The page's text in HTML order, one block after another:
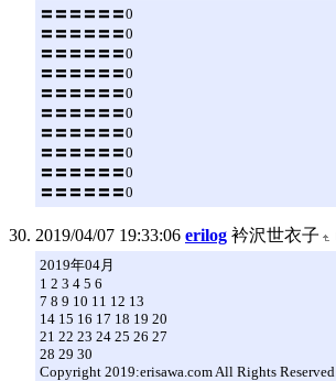
〓〓〓〓〓〓0
〓〓〓〓〓〓0
〓〓〓〓〓〓0
〓〓〓〓〓〓0
〓〓〓〓〓〓0
〓〓〓〓〓〓0
〓〓〓〓〓〓0
〓〓〓〓〓〓0
〓〓〓〓〓〓0
〓〓〓〓〓〓0
2019/04/07 19:33:06 erilog 衿沢世衣子
2019年04月
1 2 3 4 5 6
7 8 9 10 11 12 13
14 15 16 17 18 19 20
21 22 23 24 25 26 27
28 29 30
Copyright 2019:erisawa.com All Rights Reserved